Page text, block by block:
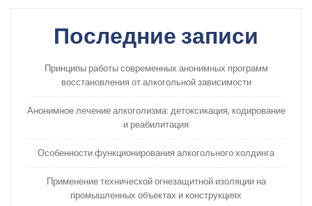
Последние записи
Принципы работы современных анонимных программ
восстановления от алкогольной зависимости
Анонимное лечение алкоголизма: детоксикация, кодирование
и реабилитация
Особенности функционирования алкогольного холдинга
Применение технической огнезащитной изоляции на
промышленных объектах и конструкциях